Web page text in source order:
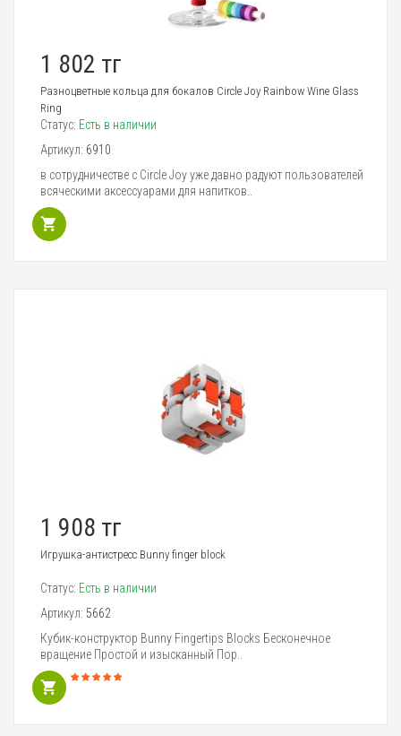
1 802 тг
Разноцветные кольца для бокалов Circle Joy Rainbow Wine Glass
Ring
Статус: Есть в наличии
Артикул: 6910
в сотрудничестве с Circle Joy уже давно радуют пользователей
всяческими аксессуарами для напитков..
1 908 тг
Игрушка-антистресс Bunny finger block
Статус: Есть в наличии
Артикул: 5662
Кубик-конструктор Bunny Fingertips Blocks Бесконечное
вращение Простой и изысканный Пор..